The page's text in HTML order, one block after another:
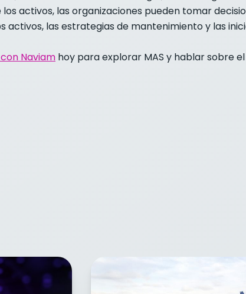
activos, las organizaciones pueden tomar
las estrategias de mantenimiento y las
Naviam hoy para explorar MAS y hablar sobre